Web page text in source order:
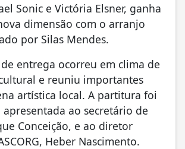
Sonic e Victória Elsner, ganha
dimensão com o arranjo
por Silas Mendes.
entrega ocorreu em clima de
e reuniu importantes
artística local. A partitura foi
ao secretário de
Conceição, e ao diretor
Heber Nascimento.